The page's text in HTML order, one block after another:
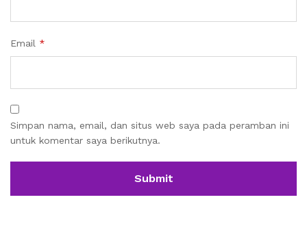
Email *
Simpan nama, email, dan situs web saya pada peramban ini
untuk komentar saya berikutnya.